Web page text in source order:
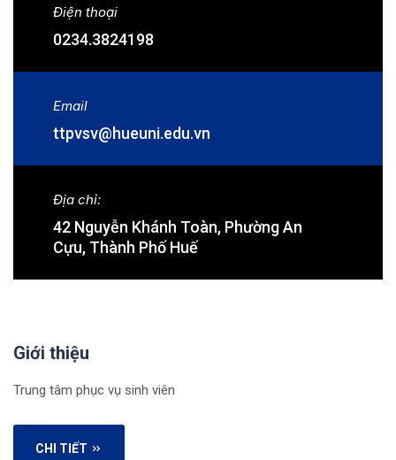
Điện thoại
0234.3824198
Email
ttpvsv@hueuni.edu.vn
Địa chỉ:
42 Nguyễn Khánh Toàn, Phường An
Cựu, Thành Phố Huế
Giới thiệu
Trung tâm phục vụ sinh viên
CHI TIẾT